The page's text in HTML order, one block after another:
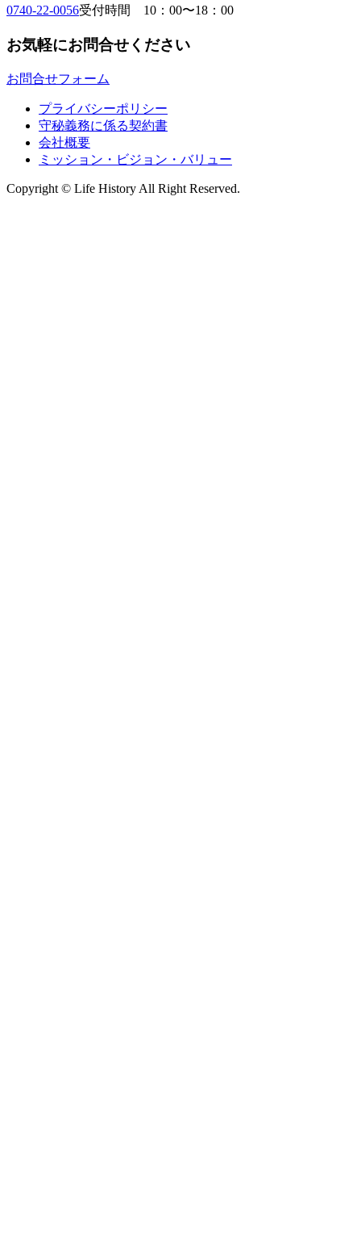
0740-22-0056受付時間 10：00〜18：00
お気軽にお問合せください
お問合せフォーム
プライバシーポリシー
守秘義務に係る契約書
会社概要
ミッション・ビジョン・バリュー
Copyright © Life History All Right Reserved.